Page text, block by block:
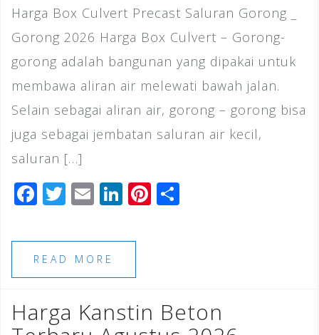
Harga Box Culvert Precast Saluran Gorong _
Gorong 2026 Harga Box Culvert – Gorong-
gorong adalah bangunan yang dipakai untuk
membawa aliran air melewati bawah jalan.
Selain sebagai aliran air, gorong – gorong bisa
juga sebagai jembatan saluran air kecil,
saluran […]
F
c
e
b
o
T
tt
e
r
E
ai
l
Li
k
dI
n
Pi
st
READ MORE
Harga Kanstin Beton